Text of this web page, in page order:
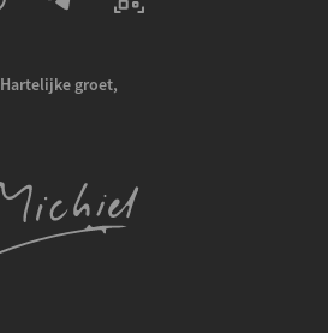
Hartelijke groet,